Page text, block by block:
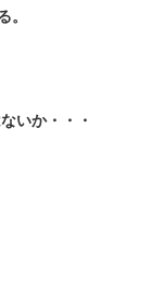
。
いか・・・